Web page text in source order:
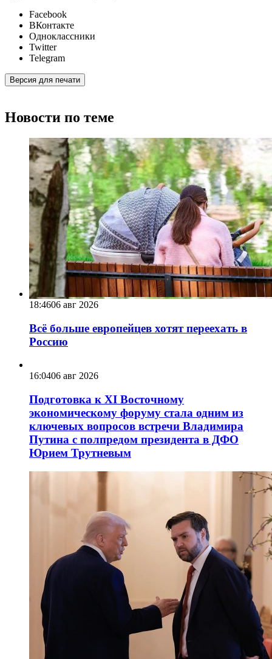
Facebook
ВКонтакте
Одноклассники
Twitter
Telegram
Версия для печати
Новости по теме
18:4606 авг 2026
Всё больше европейцев хотят переехать в
Россию
16:0406 авг 2026
Подготовка к XI Восточному
экономическому форуму стала одним из
ключевых вопросов встречи Владимира
Путина с полпредом президента в ДФО
Юрием Трутневым